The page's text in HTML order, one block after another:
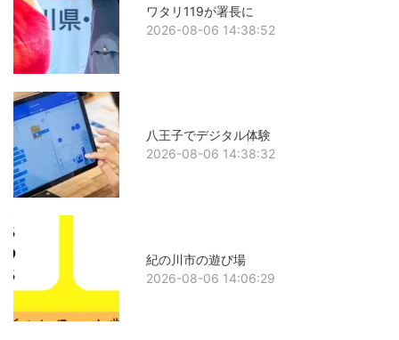
ワタリ119が署長に
2026-08-06 14:38:52
八王子でデジタル体験
2026-08-06 14:38:32
紀の川市の遊び場
2026-08-06 14:06:29